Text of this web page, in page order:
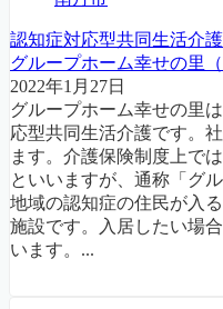
認知症対応型共同生活介護
グループホーム幸せの里
2022年1月27日
グループホーム幸せの里
応型共同生活介護です。
ます。介護保険制度上で
といいますが、通称「グ
地域の認知症の住民が入
施設です。入居したい場
います。...